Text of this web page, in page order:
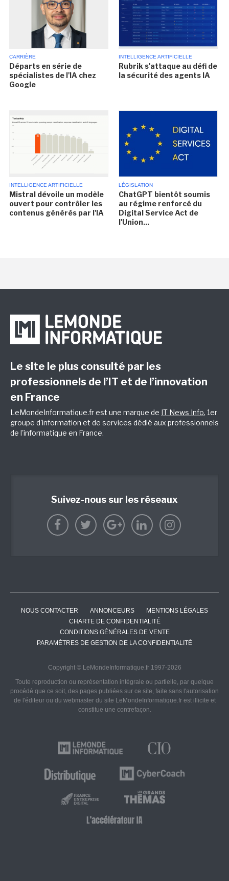
CARRIÈRE
Départs en série de
spécialistes de l'IA chez
Google
INTELLIGENCE ARTIFICIELLE
Rubrik s'attaque au défi de
la sécurité des agents IA
INTELLIGENCE ARTIFICIELLE
Mistral dévoile un modèle
ouvert pour contrôler les
contenus générés par l'IA
LÉGISLATION
ChatGPT bientôt soumis
au régime renforcé du
Digital Service Act de
l'Union...
Le site le plus consulté par les
professionnels de l’IT et de l’innovation
en France
LeMondeInformatique.fr est une marque de IT News Info, 1er
groupe d'information et de services dédié aux professionnels
de l'informatique en France.
Suivez-nous sur les réseaux
NOUS CONTACTER ANNONCEURS
MENTIONS LÉGALES
CHARTE DE CONFIDENTIALITÉ
CONDITIONS GÉNÉRALES DE VENTE
PARAMÈTRES DE GESTION DE LA CONFIDENTIALITÉ
Copyright © LeMondeInformatique.fr 1997-2026
Toute reproduction ou représentation intégrale ou partielle, par quelque
procédé que ce soit, des pages publiées sur ce site, faite sans l'autorisation
de l'éditeur ou du webmaster du site LeMondeInformatique.fr est illicite et
constitue une contrefaçon.